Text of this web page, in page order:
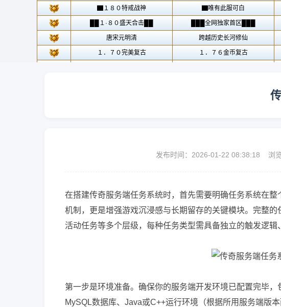
发布时间：2026-01-22 08:38:18 浏览
在搭建传奇服务端任务系统时，首先需要明确任务系统在
机制，更是增强游戏沉浸感与长期留存的关键模块。完整
活动任务等多个层级，每种任务类型需具备独立的触发逻辑
第一步是环境准备。确保你的服务端开发环境已配置完毕
MySQL数据库、Java或C++运行环境（根据所用服务端版